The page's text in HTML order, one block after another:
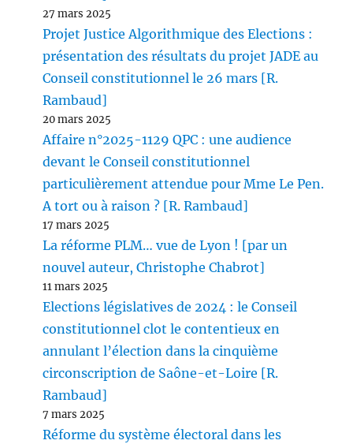
27 mars 2025
Projet Justice Algorithmique des Elections :
présentation des résultats du projet JADE au
Conseil constitutionnel le 26 mars [R.
Rambaud]
20 mars 2025
Affaire n°2025-1129 QPC : une audience
devant le Conseil constitutionnel
particulièrement attendue pour Mme Le Pen.
A tort ou à raison ? [R. Rambaud]
17 mars 2025
La réforme PLM… vue de Lyon ! [par un
nouvel auteur, Christophe Chabrot]
11 mars 2025
Elections législatives de 2024 : le Conseil
constitutionnel clot le contentieux en
annulant l’élection dans la cinquième
circonscription de Saône-et-Loire [R.
Rambaud]
7 mars 2025
Réforme du système électoral dans les